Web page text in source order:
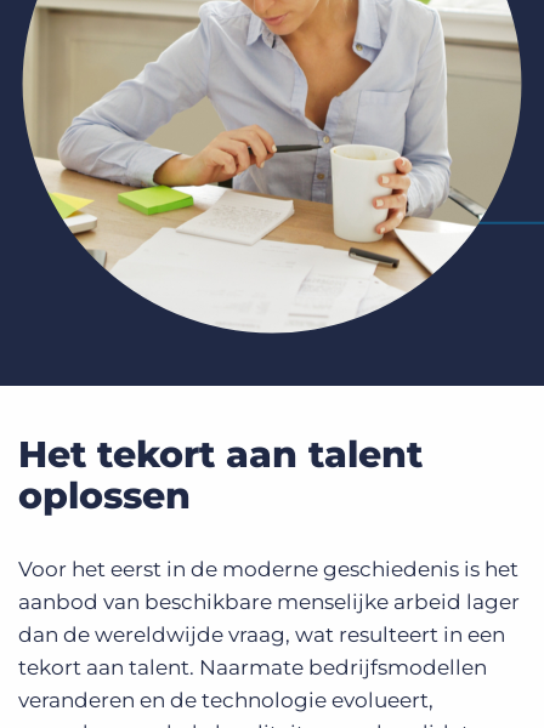
Het tekort aan talent
oplossen
Voor het eerst in de moderne geschiedenis is het
aanbod van beschikbare menselijke arbeid lager
dan de wereldwijde vraag, wat resulteert in een
tekort aan talent. Naarmate bedrijfsmodellen
veranderen en de technologie evolueert,